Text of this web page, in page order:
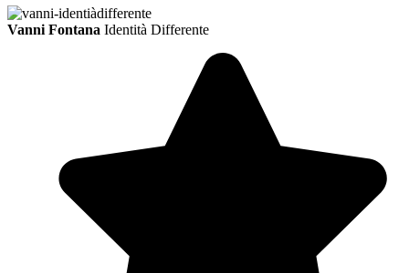
Vanni Fontana Identità Differente